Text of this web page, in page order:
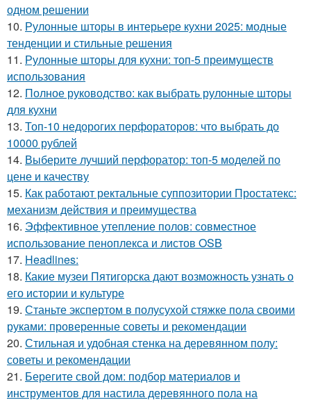
одном решении
10. Рулонные шторы в интерьере кухни 2025: модные
тенденции и стильные решения
11. Рулонные шторы для кухни: топ-5 преимуществ
использования
12. Полное руководство: как выбрать рулонные шторы
для кухни
13. Топ-10 недорогих перфораторов: что выбрать до
10000 рублей
14. Выберите лучший перфоратор: топ-5 моделей по
цене и качеству
15. Как работают ректальные суппозитории Простатекс:
механизм действия и преимущества
16. Эффективное утепление полов: совместное
использование пеноплекса и листов OSB
17. Headlines:
18. Какие музеи Пятигорска дают возможность узнать о
его истории и культуре
19. Станьте экспертом в полусухой стяжке пола своими
руками: проверенные советы и рекомендации
20. Стильная и удобная стенка на деревянном полу:
советы и рекомендации
21. Берегите свой дом: подбор материалов и
инструментов для настила деревянного пола на